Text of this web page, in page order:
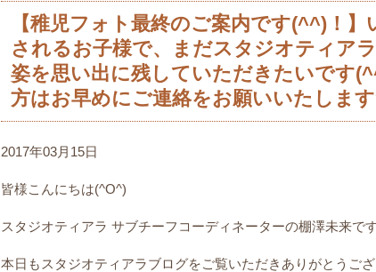
【稚児フォト最終のご案内です(^^)！
されるお子様で、まだスタジオティア
姿を思い出に残していただきたいです
方はお早めにご連絡をお願いいたしま
2017年03月15日
皆様こんにちは(^O^)
スタジオティアラ サブチーフコーディネーターの棚澤未来で
本日もスタジオティアラブログをご覧いただきありがとうござ